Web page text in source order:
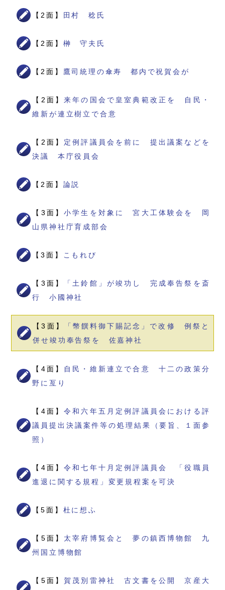
【2面】 田村 稔氏
【2面】 榊 守夫氏
【2面】 鷹司統理の傘寿 都内で祝賀会が
【2面】来年の国会で皇室典範改正を 自民・
維新が連立樹立で合意
【2面】 定例評議員会を前に 提出議案などを
決議 本庁役員会
【2面】 論説
【3面】小学生を対象に 宮大工体験会を 岡
山県神社庁育成部会
【3面】 こもれび
【3面】
「土鈴館」が竣功し 完成奉告祭を斎
行 小國神社
【3面】
「幣饌料御下賜記念」で改修 例祭と
併せ竣功奉告祭を 佐嘉神社
【4面】
自民・維新連立で合意 十二の政策分
野に亙り
【4面】令和六年五月定例評議員会における評
議員提出決議案件等の処理結果（要旨、１面参
照）
【4面】令和七年十月定例評議員会 「役職員
進退に関する規程」変更規程案を可決
【5面】 杜に想ふ
【5面】 太宰府博覧会と 夢の鎮西博物館 九
州国立博物館
【5面】賀茂別雷神社 古文書を公開 京産大